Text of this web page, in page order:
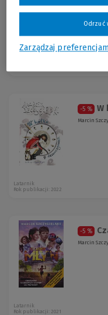
-5 % W
Marcin
Latarnik
Rok publikacji: 2022
-5 %
Marcin
Latarnik
Rok publikacji: 2021
Zarządzaj
Odrzuć